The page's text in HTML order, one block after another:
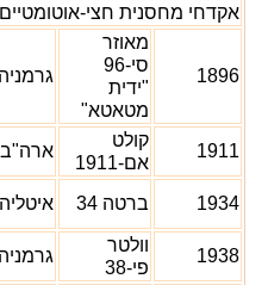
אקדחי מחסנית חצי-אוטומטיים
1896
מאוזר
סי-96
"ידית
מטאטא"
גרמניה
1911
קולט
אם-1911
ארה"ב
1934 ברטה 34 איטליה
1938
וולטר
פי-38
גרמניה